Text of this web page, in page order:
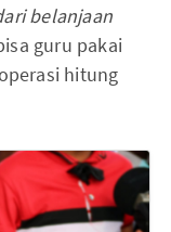
belanjaan
guru pakai
hitung